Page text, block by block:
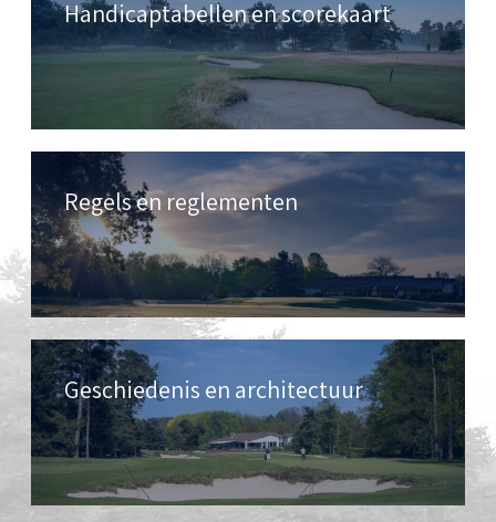
Handicaptabellen en scorekaart
Regels en reglementen
Geschiedenis en architectuur